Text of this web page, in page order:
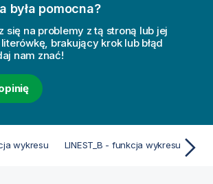
była pomocna?
się na problemy z tą stroną lub jej
brakujący krok lub błąd
nam znać!
wykresu LINEST_B - funkcja wykresu